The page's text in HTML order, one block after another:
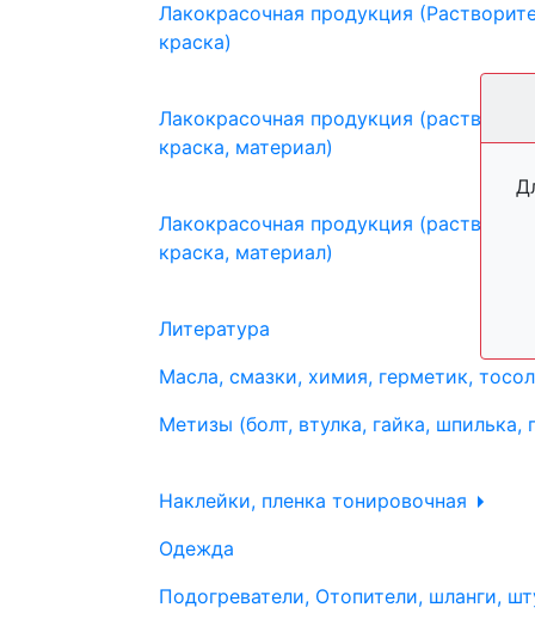
Лакокрасочная продукция
краска)
Лакокрасочная продукция
краска, материал)
Лакокрасочная продукция
краска, материал)
Литература
Масла, смазки, химия, герметик,
Метизы (болт, втулка, гайка, шпилька,
Наклейки, пленка тонировочная
Одежда
Подогреватели, Отопители, шланги,